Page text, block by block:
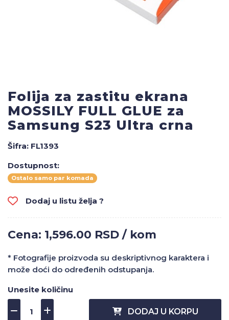
Folija za zastitu ekrana
MOSSILY FULL GLUE za
Samsung S23 Ultra crna
Šifra: FL1393
Dostupnost:
Ostalo samo par komada
Dodaj u listu želja ?
Cena: 1,596.00 RSD / kom
* Fotografije proizvoda su deskriptivnog karaktera i
može doći do određenih odstupanja.
Unesite količinu
DODAJ U KORPU